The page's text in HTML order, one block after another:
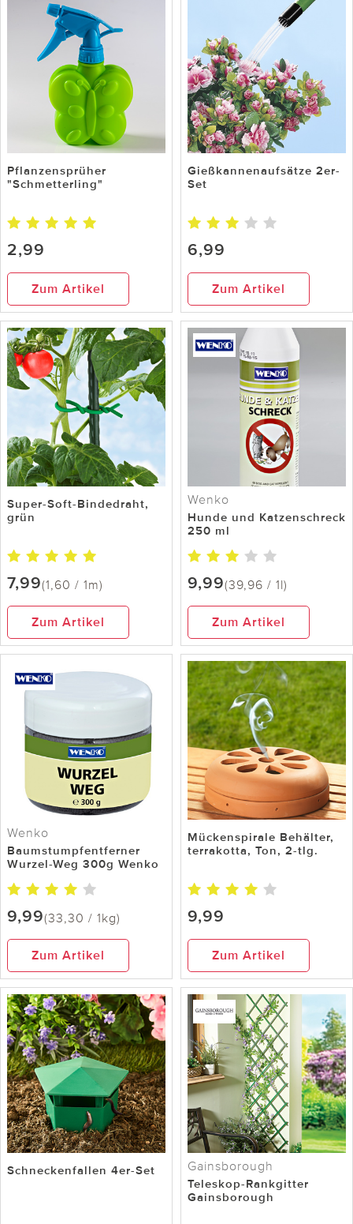
Pflanzensprüher
"Schmetterling"
2,99
Zum Artikel
Gießkannenaufsätze 2er-
Set
6,99
Zum Artikel
Super-Soft-Bindedraht,
grün
7,99(1,60 / 1m)
Zum Artikel
Wenko
Hunde und Katzenschreck
250 ml
9,99(39,96 / 1l)
Zum Artikel
Wenko
Baumstumpfentferner
Wurzel-Weg 300g Wenko
9,99(33,30 / 1kg)
Zum Artikel
Mückenspirale Behälter,
terrakotta, Ton, 2-tlg.
9,99
Zum Artikel
Schneckenfallen 4er-Set Gainsborough
Teleskop-Rankgitter
Gainsborough